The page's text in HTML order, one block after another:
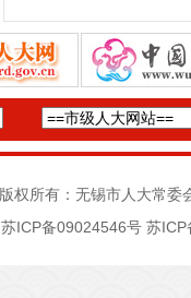
版权所有：无锡市人大常
苏ICP备09024546号 苏ICP